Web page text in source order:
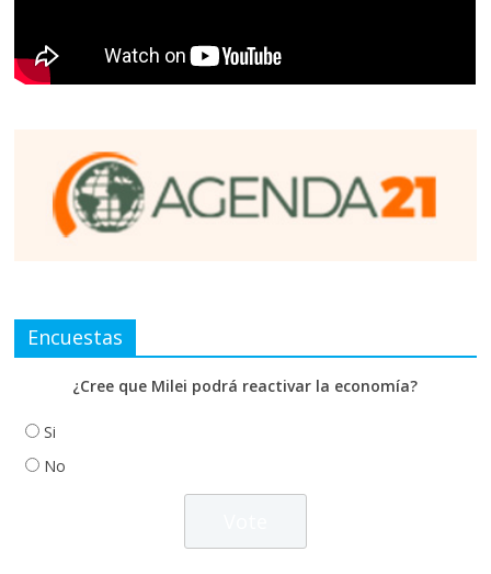
Encuestas
¿Cree que Milei podrá reactivar la economía?
Si
No